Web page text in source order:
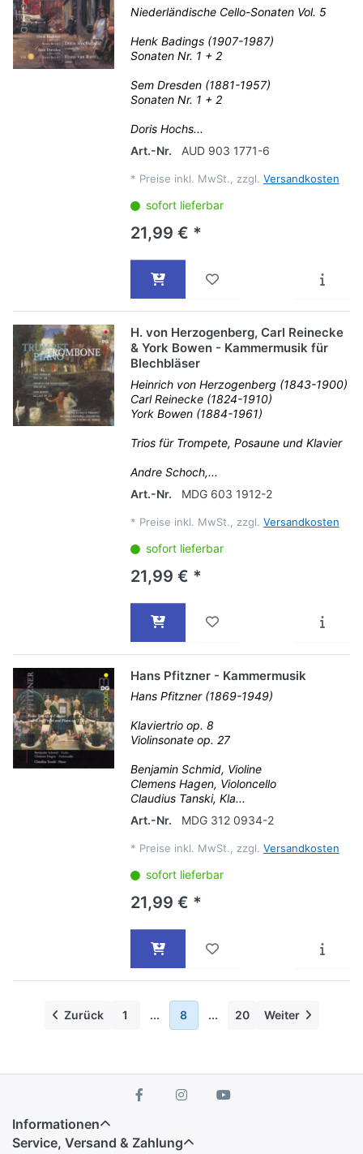
Niederländische Cello-Sonaten Vol. 5
Henk Badings (1907-1987)
Sonaten Nr. 1 + 2
Sem Dresden (1881-1957)
Sonaten Nr. 1 + 2
Doris Hochs...
Art.-Nr.
AUD 903 1771-6
* Preise inkl. MwSt., zzgl. Versandkosten
sofort lieferbar
21,99 € *
H. von Herzogenberg, Carl Reinecke
& York Bowen - Kammermusik für
Blechbläser
Heinrich von Herzogenberg (1843-1900)
Carl Reinecke (1824-1910)
York Bowen (1884-1961)
Trios für Trompete, Posaune und Klavier
Andre Schoch,...
Art.-Nr.
MDG 603 1912-2
* Preise inkl. MwSt., zzgl. Versandkosten
sofort lieferbar
21,99 € *
Hans Pfitzner - Kammermusik
Hans Pfitzner (1869-1949)
Klaviertrio op. 8
Violinsonate op. 27
Benjamin Schmid, Violine
Clemens Hagen, Violoncello
Claudius Tanski, Kla...
Art.-Nr.
MDG 312 0934-2
* Preise inkl. MwSt., zzgl. Versandkosten
sofort lieferbar
21,99 € *
Zurück 1 ... 8 ... 20 Weiter
Informationen
Service, Versand & Zahlung